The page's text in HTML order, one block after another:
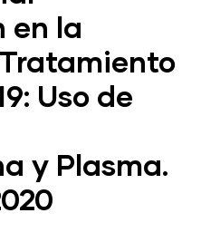
en la
Uso de
y Plasma.